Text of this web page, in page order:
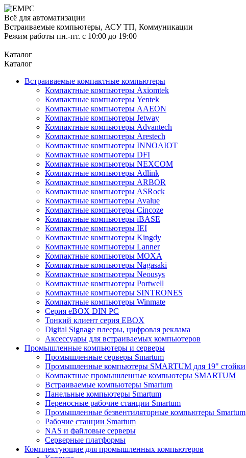
Всё для автоматизации
Встраиваемые компьютеры, АСУ ТП, Коммуникации
Режим работы пн.-пт. с 10:00 до 19:00
Каталог
Каталог
Встраиваемые компактные компьютеры
Компактные компьютеры Axiomtek
Компактные компьютеры Yentek
Компактные компьютеры AAEON
Компактные компьютеры Jetway
Компактные компьютеры Advantech
Компактные компьютеры Arestech
Компактные компьютеры INNOAIOT
Компактные компьютеры DFI
Компактные компьютеры NEXCOM
Компактные компьютеры Adlink
Компактные компьютеры ARBOR
Компактные компьютеры ASRock
Компактные компьютеры Avalue
Компактные компьютеры Cincoze
Компактные компьютеры iBASE
Компактные компьютеры IEI
Компактные компьютеры Kingdy
Компактные компьютеры Lanner
Компактные компьютеры MOXA
Компактные компьютеры Nagasaki
Компактные компьютеры Neousys
Компактные компьютеры Portwell
Компактные компьютеры SINTRONES
Компактные компьютеры Winmate
Серия eBOX DIN PC
Тонкий клиент серия EBOX
Digital Signage плееры, цифровая реклама
Аксессуары для встраиваемых компьютеров
Промышленные компьютеры и серверы
Промышленные серверы Smartum
Промышленные компьютеры SMARTUM для 19" стойки
Компактные промышленные компьютеры SMARTUM
Встраиваемые компьютеры Smartum
Панельные компьютеры Smartum
Переносные рабочие станции Smartum
Промышленные безвентиляторные компьютеры Smartum
Рабочие станции Smartum
NAS и файловые серверы
Серверные платформы
Комплектующие для промышленных компьютеров